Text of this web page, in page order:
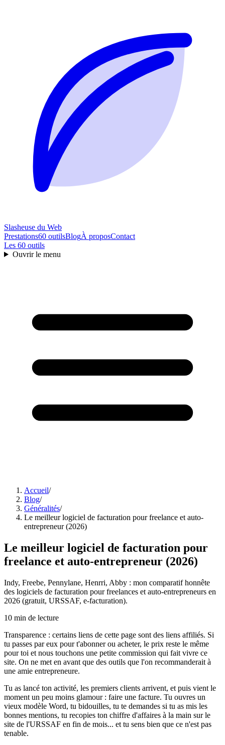
Slasheuse du Web
Prestations60 outilsBlogÀ proposContact
Les 60 outils
Ouvrir le menu
Accueil/
Blog/
Généralités/
Le meilleur logiciel de facturation pour freelance et auto-
entrepreneur (2026)
Le meilleur logiciel de facturation pour
freelance et auto-entrepreneur (2026)
Indy, Freebe, Pennylane, Henrri, Abby : mon comparatif honnête
des logiciels de facturation pour freelances et auto-entrepreneurs en
2026 (gratuit, URSSAF, e-facturation).
10 min de lecture
Transparence : certains liens de cette page sont des liens affiliés. Si
tu passes par eux pour t'abonner ou acheter, le prix reste le même
pour toi et nous touchons une petite commission qui fait vivre ce
site. On ne met en avant que des outils que l'on recommanderait à
une amie entrepreneure.
Tu as lancé ton activité, les premiers clients arrivent, et puis vient le
moment un peu moins glamour : faire une facture. Tu ouvres un
vieux modèle Word, tu bidouilles, tu te demandes si tu as mis les
bonnes mentions, tu recopies ton chiffre d'affaires à la main sur le
site de l'URSSAF en fin de mois... et tu sens bien que ce n'est pas
tenable.